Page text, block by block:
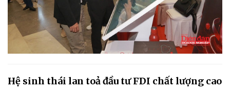
Hệ sinh thái lan toả đầu tư FDI chất lượng cao